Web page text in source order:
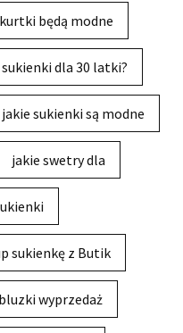
będą modne
dla 30 latki?
jakie sukienki są modne
jakie swetry dla
sukienkę z Butik
wyprzedaż